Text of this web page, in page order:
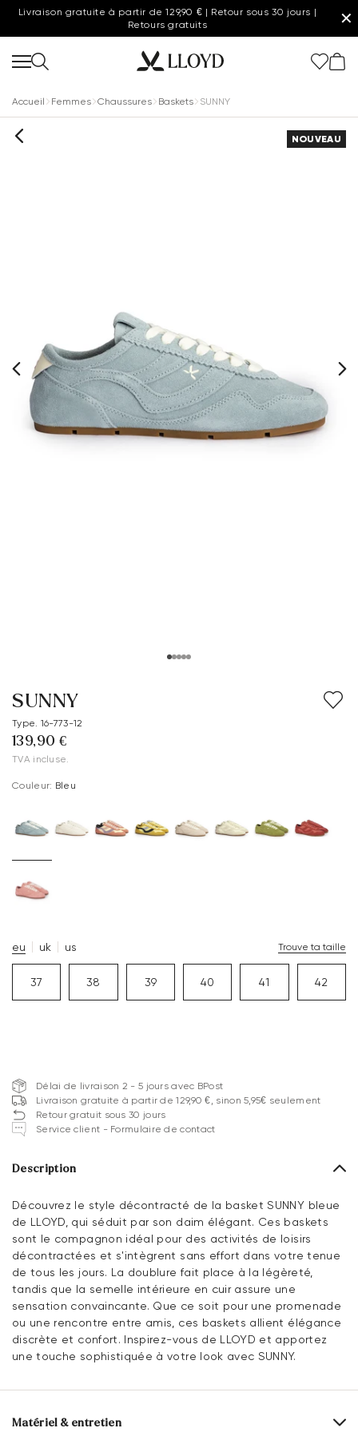
Livraison gratuite à partir de 129,90 € | Retour sous 30 jours |
Retours gratuits
✕
Accueil Femmes Chaussures Baskets SUNNY
NOUVEAU
SUNNY
Type. 16-773-12
139,90 €
TVA incluse.
Couleur: Bleu
eu uk us Trouve ta taille
37 38 39 40 41 42
Délai de livraison 2 - 5 jours avec BPost
Livraison gratuite à partir de 129,90 €, sinon 5,95€ seulement
Retour gratuit sous 30 jours
Service client - Formulaire de contact
Description
Découvrez le style décontracté de la basket SUNNY bleue
de LLOYD, qui séduit par son daim élégant. Ces baskets
sont le compagnon idéal pour des activités de loisirs
décontractées et s'intègrent sans effort dans votre tenue
de tous les jours. La doublure fait place à la légèreté,
tandis que la semelle intérieure en cuir assure une
sensation convaincante. Que ce soit pour une promenade
ou une rencontre entre amis, ces baskets allient élégance
discrète et confort. Inspirez-vous de LLOYD et apportez
une touche sophistiquée à votre look avec SUNNY.
Matériel & entretien